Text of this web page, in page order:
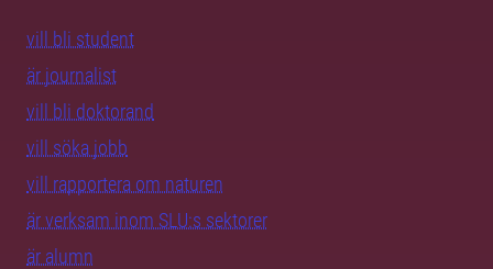
vill bli student
är journalist
vill bli doktorand
vill söka jobb
vill rapportera om naturen
är verksam inom SLU:s sektorer
är alumn